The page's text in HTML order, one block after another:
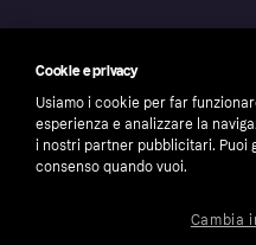
Cookie e privacy
Usiamo i cookie per far
esperienza e analizzare la
i nostri partner pubblicitari. Puoi
consenso quando vuoi.
Cambia